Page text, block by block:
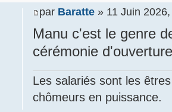
par Baratte » 11 Juin
Manu c'est le genre
cérémonie
Les salariés sont les
chômeurs en puissance.